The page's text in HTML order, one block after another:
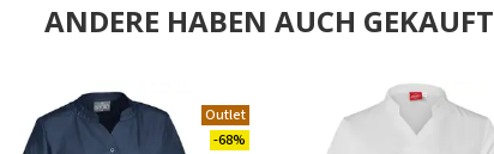
ANDERE HABEN AUCH GEKAUFT
Outlet
-68%